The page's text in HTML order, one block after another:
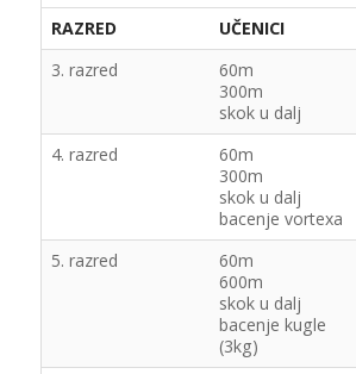
RAZRED UČENICI
3. razred
60m
300m
skok u dalj
4. razred
60m
300m
skok u dalj
bacenje vortexa
5. razred
60m
600m
skok u dalj
bacenje kugle
(3kg)